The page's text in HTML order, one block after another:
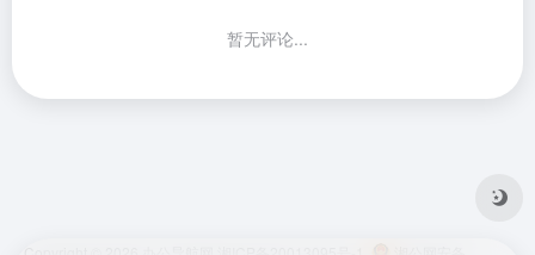
暂无评论...